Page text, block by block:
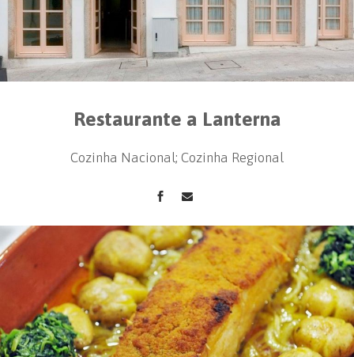
Restaurante a Lanterna
Cozinha Nacional; Cozinha Regional